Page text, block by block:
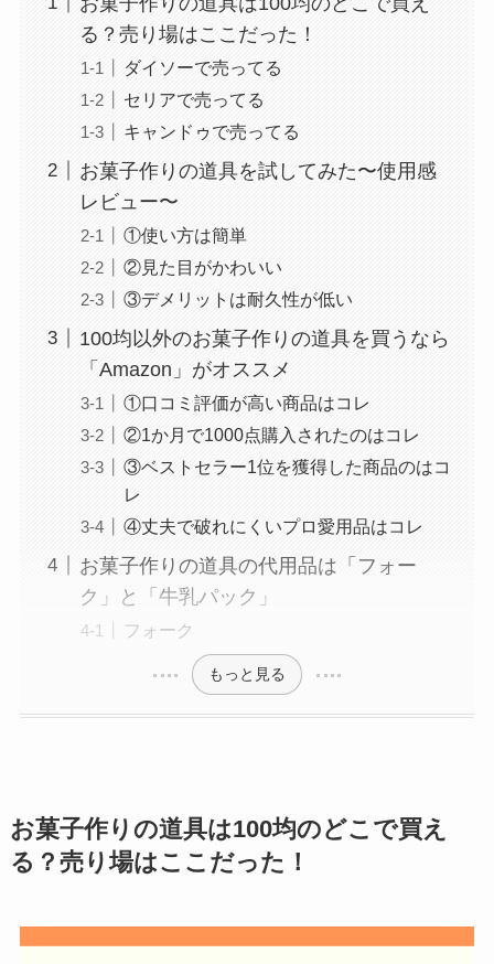
る？売り場はここだった！
ダイソーで売ってる
セリアで売ってる
キャンドゥで売ってる
お菓子作りの道具を試してみた〜使用感
レビュー〜
①使い方は簡単
②見た目がかわいい
③デメリットは耐久性が低い
100均以外のお菓子作りの道具を買うなら
「Amazon」がオススメ
①口コミ評価が高い商品はコレ
②1か月で1000点購入されたのはコレ
③ベストセラー1位を獲得した商品のはコ
レ
④丈夫で破れにくいプロ愛用品はコレ
お菓子作りの道具の代用品は「フォー
ク」と「牛乳パック」
フォーク
もっと見る
お菓子作りの道具は100均のどこで買え
る？売り場はここだった！